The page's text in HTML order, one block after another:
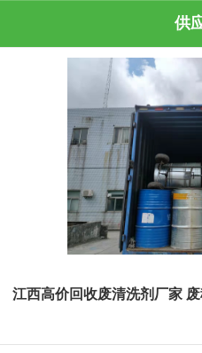
供
江西高价回收废清洗剂厂家